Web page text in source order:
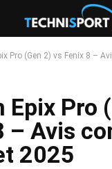
Pro (Gen 2) vs Fenix 8 –
Epix Pro
– Avis
2025